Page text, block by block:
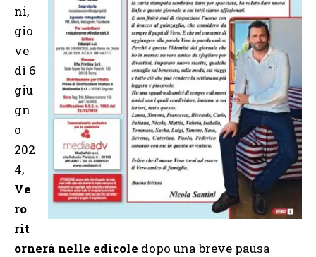
ni,
gio
ve
dì 6
giu
gn
o
202
4,
Ve
ro
rit
ornerà nelle edicole dopo una breve pausa